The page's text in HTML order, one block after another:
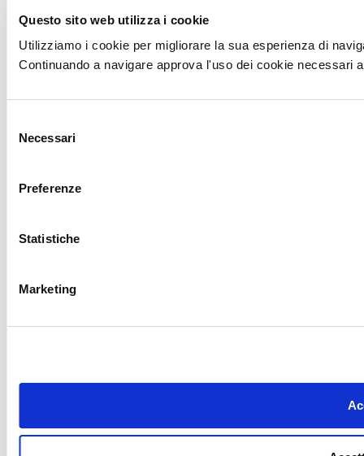
Questo sito web utilizza i cookie
Utilizziamo i cookie per migliorare la sua esperienza di
Continuando a navigare approva l'uso dei cookie necessari
delNecessari
Preferenze
Statistiche
Marketing